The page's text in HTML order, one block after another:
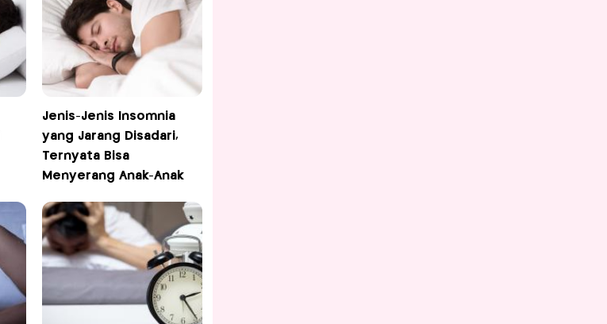
Jenis-Jenis Insomnia
yang Jarang Disadari,
Ternyata Bisa
Menyerang Anak-Anak